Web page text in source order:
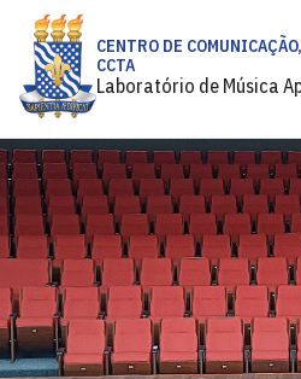
CENTRO DE
CCTA
Laboratório de Música